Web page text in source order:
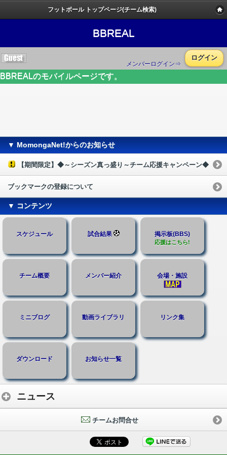
フットボール トップページ(チーム検索)
BBREAL
メンバーログイン⇒
ログイン
BBREALのモバイルページです。
▼ MomongaNet!からのお知らせ
【期間限定】◆～シーズン真っ盛り～チーム応援キャンペーン◆
ブックマークの登録について
▼ コンテンツ
スケジュール 試合結果 掲示板(BBS)
応援はこちら!
チーム概要 メンバー紹介 会場・施設
ミニブログ 動画ライブラリ リンク集
ダウンロード お知らせ一覧
ニュース
チームお問合せ